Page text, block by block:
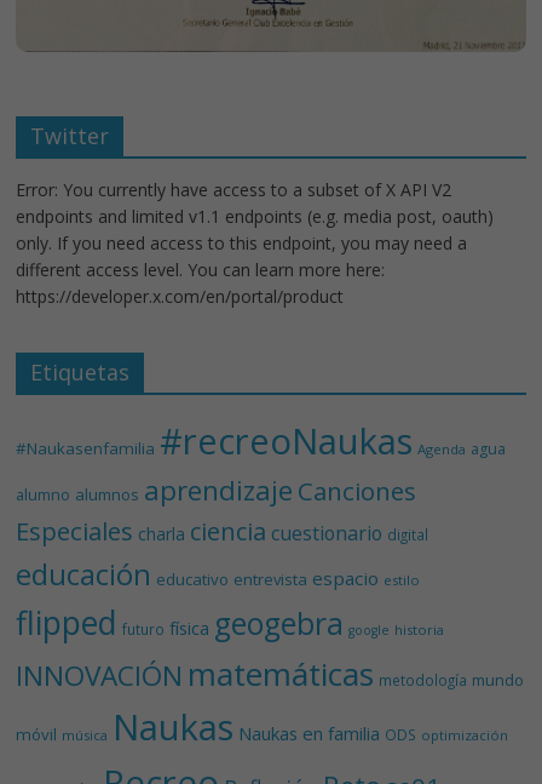
Twitter
Error: You currently have access to a subset of X API V2
endpoints and limited v1.1 endpoints (e.g. media post, oauth)
only. If you need access to this endpoint, you may need a
different access level. You can learn more here:
https://developer.x.com/en/portal/product
Etiquetas
#Naukasenfamilia #recreoNaukas Agenda agua
alumno alumnos aprendizaje Canciones
Especiales charla ciencia cuestionario digital
educación educativo entrevista espacio estilo
flipped futuro física geogebra google historia
INNOVACIÓN matemáticas metodología mundo
móvil música Naukas Naukas en familia ODS optimización